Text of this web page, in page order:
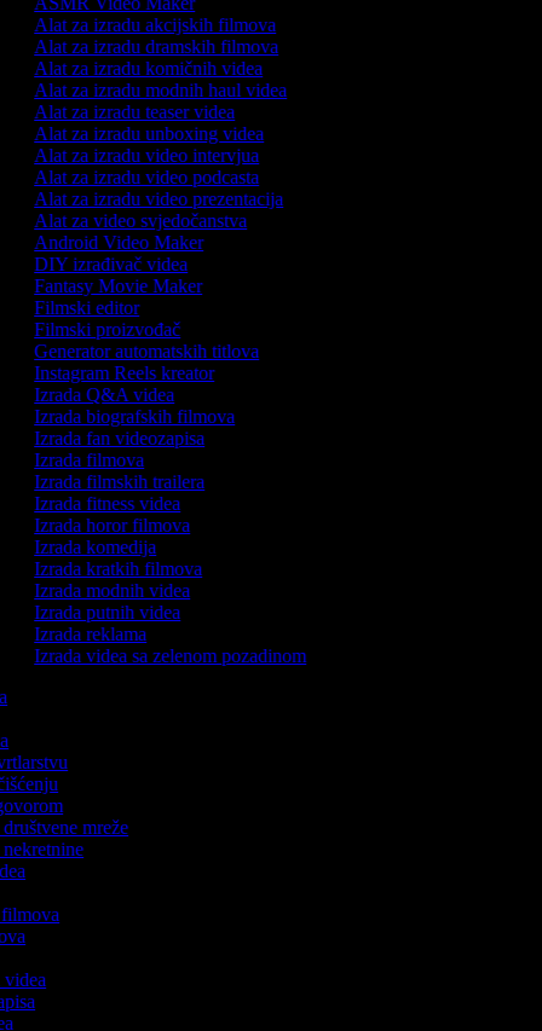
Alat za izradu akcijskih filmova
Alat za izradu dramskih filmova
Alat za izradu komičnih videa
Alat za izradu modnih haul videa
Alat za izradu teaser videa
Alat za izradu unboxing videa
Alat za izradu video intervjua
Alat za izradu video podcasta
Alat za izradu video prezentacija
Alat za video svjedočanstva
Android Video Maker
DIY izrađivač videa
Fantasy Movie Maker
Filmski editor
Filmski proizvođač
Generator automatskih titlova
Instagram Reels kreator
Izrada Q&A videa
Izrada biografskih filmova
Izrada fan videozapisa
Izrada filmova
Izrada filmskih trailera
Izrada fitness videa
Izrada horor filmova
Izrada komedija
Izrada kratkih filmova
Izrada modnih videa
Izrada putnih videa
Izrada reklama
Izrada videa sa zelenom pozadinom
mreže
nekretnine
filmova
videa